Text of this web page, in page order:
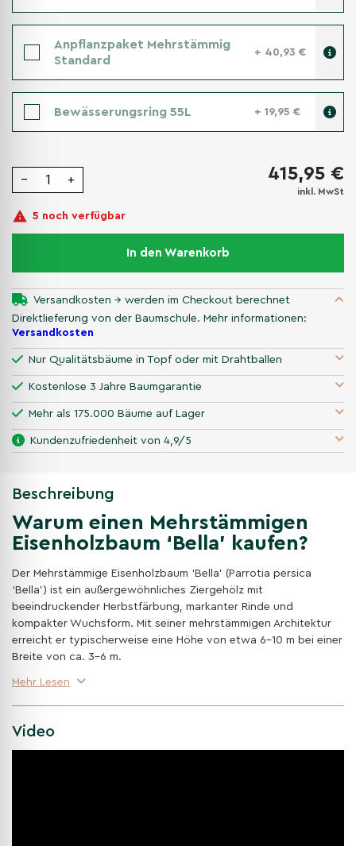
Anpflanzpaket Mehrstämmig
Standard
+ 40,93 €
Bewässerungsring 55L + 19,95 €
− + 415,95 €
inkl. MwSt
5 noch verfügbar
In den Warenkorb
Versandkosten → werden im Checkout berechnet
Direktlieferung von der Baumschule. Mehr informationen:
Versandkosten
Nur Qualitätsbäume in Topf oder mit Drahtballen
Kostenlose 3 Jahre Baumgarantie
Mehr als 175.000 Bäume auf Lager
Kundenzufriedenheit von 4,9/5
Beschreibung
Warum einen Mehrstämmigen
Eisenholzbaum ‘Bella’ kaufen?
Der Mehrstämmige Eisenholzbaum ‘Bella’ (Parrotia persica
‘Bella’) ist ein außergewöhnliches Ziergehölz mit
beeindruckender Herbstfärbung, markanter Rinde und
kompakter Wuchsform. Mit seiner mehrstämmigen Architektur
erreicht er typischerweise eine Höhe von etwa 6–10 m bei einer
Breite von ca. 3–6 m.
Markante Rinde
Die Rinde des Baumes schält sich papierartig ab und
präsentiert warme Zimt- bis Rotbrauntöne, besonders im
Winter sichtbar.
Mehr Lesen
Video